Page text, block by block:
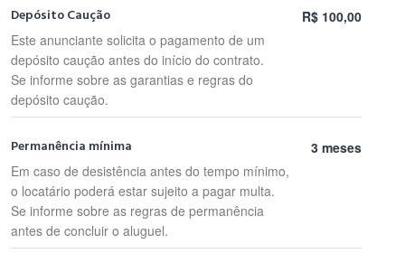
Depósito Caução
Este anunciante solicita o pagamento de um
depósito caução antes do início do contrato.
Se informe sobre as garantias e regras do
depósito caução.
R$ 100,00
Permanência mínima
Em caso de desistência antes do tempo mínimo,
o locatário poderá estar sujeito a pagar multa.
Se informe sobre as regras de permanência
antes de concluir o aluguel.
3 meses